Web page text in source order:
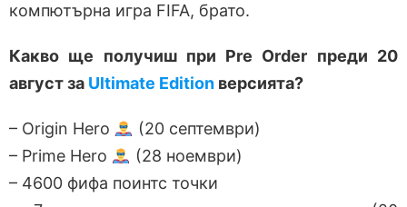
компютърна игра FIFA, брато.
Какво ще получиш при Pre Order преди 20
август за Ultimate Edition версията?
– Origin Hero
(20 септември)
– Prime Hero
(28 ноември)
– 4600 фифа поинтс точки